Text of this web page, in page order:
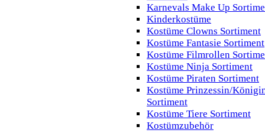
Karnevals Make Up
Kinderkostüme
Kostüme Clowns Sortiment
Kostüme Fantasie Sortiment
Kostüme Filmrollen
Kostüme Ninja Sortiment
Kostüme Piraten Sortiment
Kostüme Prinzessin/
Sortiment
Kostüme Tiere Sortiment
Kostümzubehör